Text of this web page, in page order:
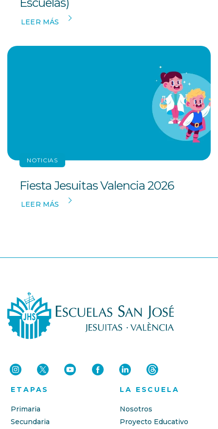
LEER MÁS
NOTICIAS
Fiesta Jesuitas Valencia 2026
LEER MÁS
ETAPAS
Primaria
Secundaria
LA ESCUELA
Nosotros
Proyecto Educativo